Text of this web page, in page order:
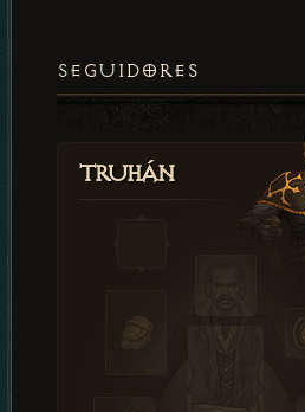
SEGUIDORES
Truhán